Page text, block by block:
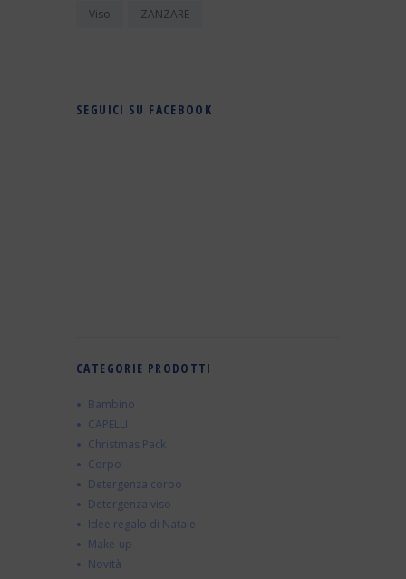
Viso ZANZARE
SEGUICI SU FACEBOOK
CATEGORIE PRODOTTI
Bambino
CAPELLI
Christmas Pack
Corpo
Detergenza corpo
Detergenza viso
Idee regalo di Natale
Make-up
Novità